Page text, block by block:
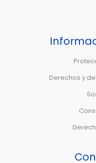
Derechos y